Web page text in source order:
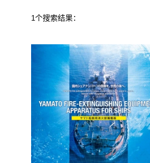
1个搜索结果：